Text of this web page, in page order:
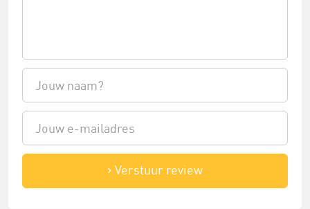
Verstuur review